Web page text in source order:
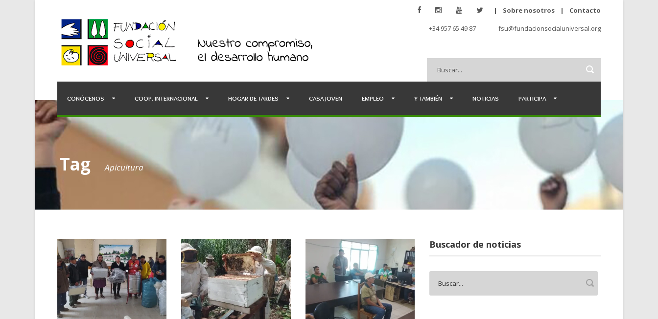
| Sobre nosotros | Contacto
+34 957 65 49 87 fsu@fundacionsocialuniversal.org
CONÓCENOS COOP. INTERNACIONAL HOGAR DE TARDES CASA JOVEN EMPLEO Y TAMBIÉN NOTICIAS PARTICIPA
Tag Apicultura
Buscador de noticias